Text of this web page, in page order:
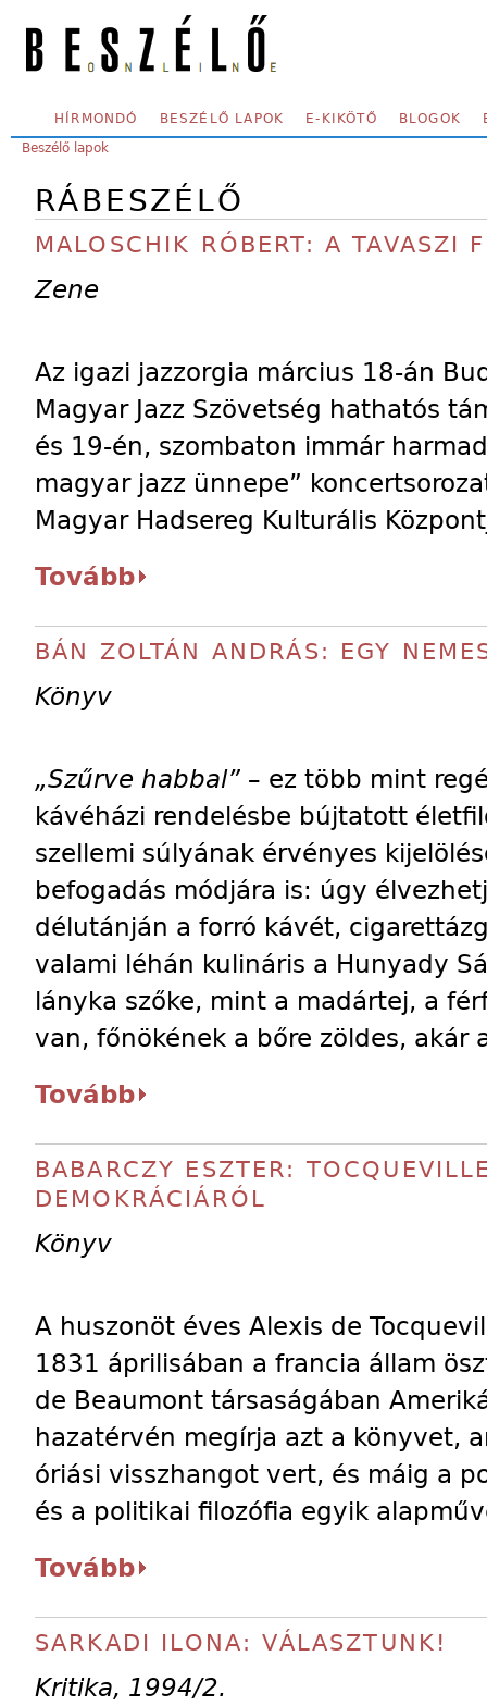
SECONDARY MENU
HÍRMONDÓ BESZÉLŐ LAPOK E-KIKÖTŐ BLOGOK
YOU ARE HERE:
Beszélő lapok
RÁBESZÉLŐ
MALOSCHIK RÓBERT: A TAVASZI
Zene
Az igazi jazzorgia március 18-án
Magyar Jazz Szövetség hathatós
és 19-én, szombaton immár
magyar jazz ünnepe”
Magyar Hadsereg Kulturális
Tovább
BÁN ZOLTÁN ANDRÁS: EGY
Könyv
„Szűrve habbal” – ez több mint
kávéházi rendelésbe bújtatott
szellemi súlyának érvényes
befogadás módjára is: úgy
délutánján a forró kávét,
valami léhán kulináris a Hunyady
lányka szőke, mint a madártej, a
van, főnökének a bőre zöldes, akár
Tovább
BABARCZY ESZTER:
DEMOKRÁCIÁRÓL
Könyv
A huszonöt éves Alexis de
1831 áprilisában a francia állam
de Beaumont társaságában
hazatérvén megírja azt a könyvet,
óriási visszhangot vert, és máig a
és a politikai filozófia egyik
Tovább
SARKADI ILONA: VÁLASZTUNK!
Kritika, 1994/2.